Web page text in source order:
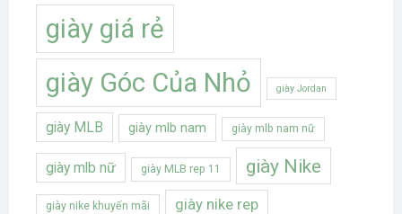
giày giá rẻ
giày Góc Của Nhỏ
giày Jordan
giày MLB giày mlb nam giày mlb nam nữ
giày mlb nữ giày MLB rep 11 giày Nike
giày nike khuyến mãi giày nike rep